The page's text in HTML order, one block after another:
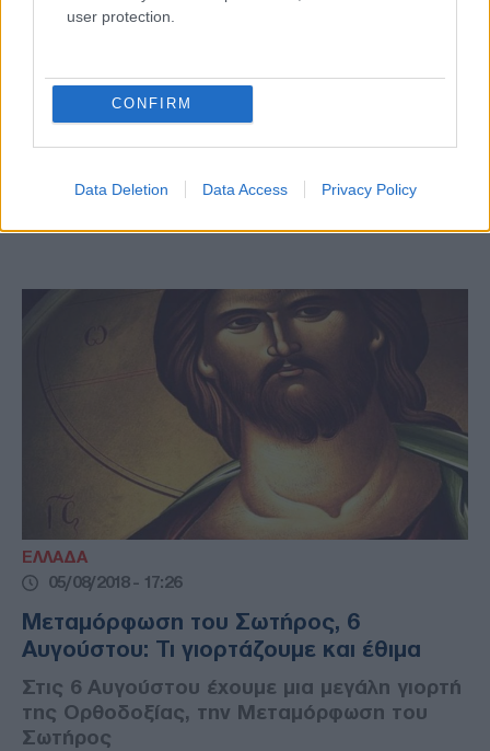
user protection.
CONFIRM
Data Deletion Data Access Privacy Policy
Αρχαιολόγοι: Βρήκαμε πού έγινε ο γάμος
της Κανά και το πρώτο θαύμα του
Αρχαιολόγοι υποστηρίζουν πως βρήκαν την
ΕΛΛΑΔΑ
05/08/2018 - 17:26
Μεταμόρφωση του Σωτήρος, 6
Αυγούστου: Τι γιορτάζουμε και έθιμα
Στις 6 Αυγούστου έχουμε μια μεγάλη γιορτή
της Ορθοδοξίας, την Μεταμόρφωση του
Σωτήρος